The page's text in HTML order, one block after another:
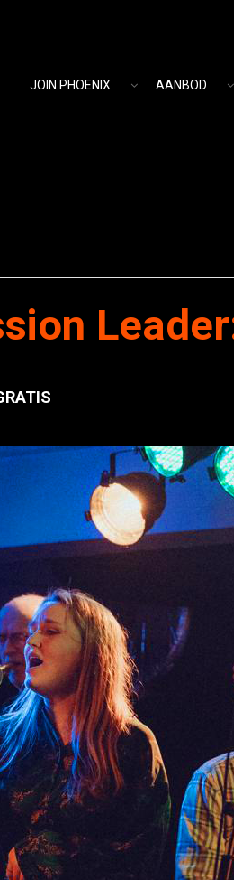
JOIN PHOENIX AANBOD